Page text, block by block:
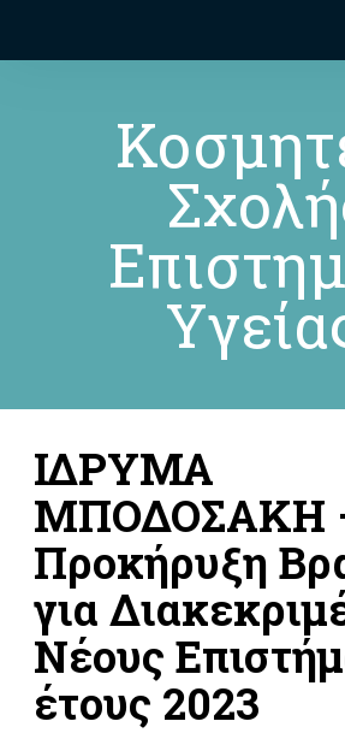
ΙΔΡΥΜΑ
ΜΠΟΔΟΣΑΚΗ
Προκήρυξη
για
Νέους
έτους 2023